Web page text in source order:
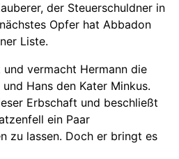
der Steuerschuldner in
Opfer hat Abbadon
Liste.
vermacht Hermann die
Hans den Kater Minkus.
Erbschaft und beschließt
ein Paar
zu lassen. Doch er bringt es